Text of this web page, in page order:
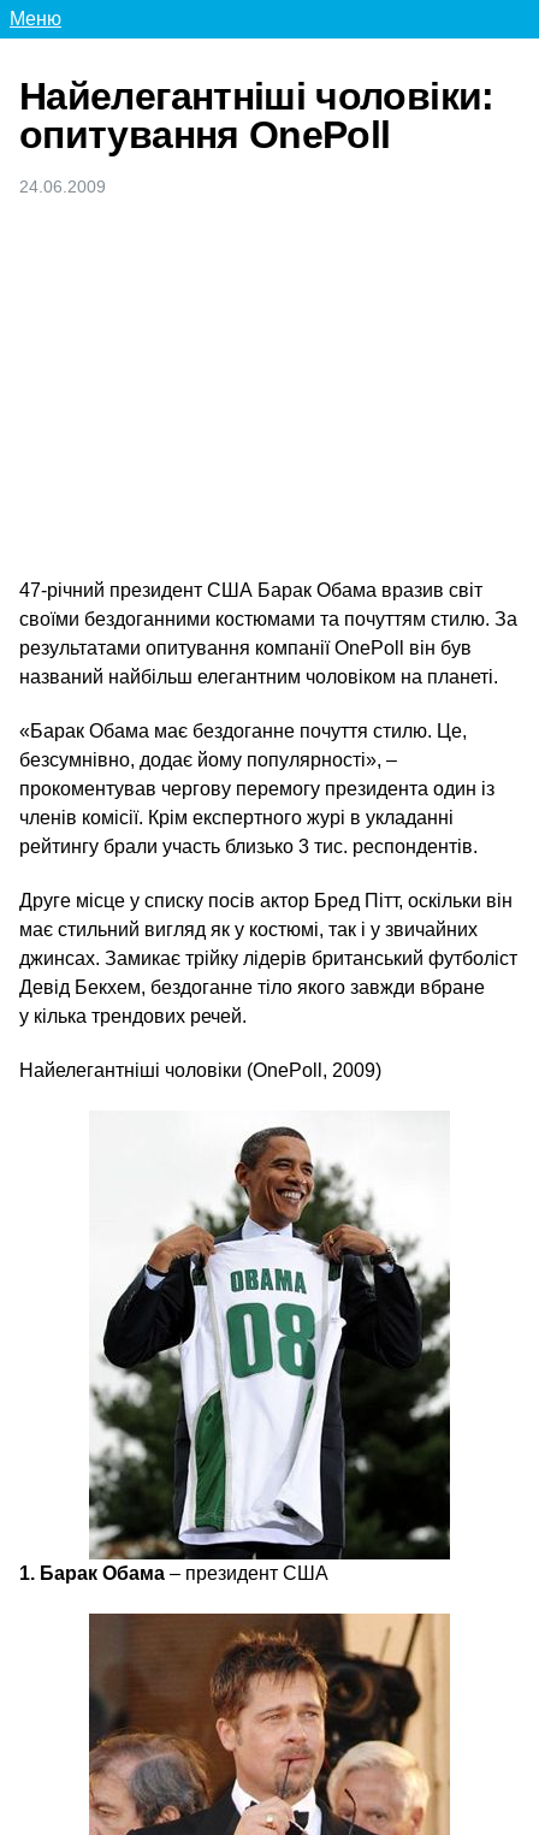
Меню
Найелегантніші чоловіки:
опитування ОneРoll
24.06.2009
47-річний президент США Барак Обама вразив світ
своїми бездоганними костюмами та почуттям стилю. За
результатами опитування компанії OnePoll він був
названий найбільш елегантним чоловіком на планеті.
«Барак Обама має бездоганне почуття стилю. Це,
безсумнівно, додає йому популярності», –
прокоментував чергову перемогу президента один із
членів комісії. Крім експертного журі в укладанні
рейтингу брали участь близько 3 тис. респондентів.
Друге місце у списку посів актор Бред Пітт, оскільки він
має стильний вигляд як у костюмі, так і у звичайних
джинсах. Замикає трійку лідерів британський футболіст
Девід Бекхем, бездоганне тіло якого завжди вбране
у кілька трендових речей.
Найелегантніші чоловіки (ОneРoll, 2009)
1. Барак Обама – президент США